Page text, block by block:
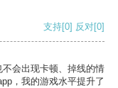
支持[0] 反对[0]
会出现卡顿、掉线的情
，我的游戏水平提升了